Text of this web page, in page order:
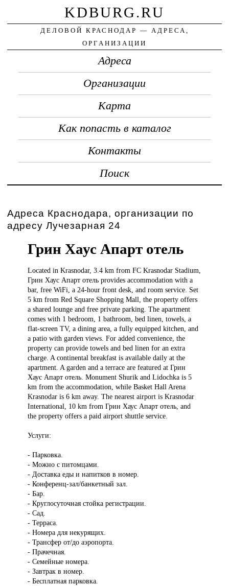
KDBURG.RU
ДЕЛОВОЙ КРАСНОДАР — АДРЕСА,
ОРГАНИЗАЦИИ
Адреса
Организации
Карта
Как попасть в каталог
Контакты
Поиск
Адреса Краснодара, организации по
адресу Лучезарная 24
Грин Хаус Апарт отель
Located inKrasnodar, 3.4 km from FC Krasnodar Stadium,
Грин Хаус Апарт отель provides accommodation with a
bar, free WiFi, a 24-hour front desk, and room service. Set
5 km from Red Square Shopping Mall, the property offers
a shared lounge and free private parking. The apartment
comes with 1 bedroom, 1 bathroom, bed linen, towels, a
flat-screen TV, a dining area, a fully equipped kitchen, and
a patio with garden views. For added convenience, the
property can provide towels and bed linen for an extra
charge. A continental breakfast is available daily at the
apartment. A garden and a terrace are featured at Грин
Хаус Апарт отель. Monument Shurik and Lidochka is 5
km from the accommodation, while Basket Hall Arena
Krasnodar is 6 km away. The nearest airport is Krasnodar
International, 10 km from Грин Хаус Апарт отель, and
the property offers a paid airport shuttle service.
Услуги:
- Парковка.
- Можно с питомцами.
- Доставка еды и напитков в номер.
- Конференц-зал/банкетный зал.
- Бар.
- Круглосуточная стойка регистрации.
- Сад.
- Терраса.
- Номера для некурящих.
- Трансфер от/до аэропорта.
- Прачечная.
- Семейные номера.
- Завтрак в номер.
- Бесплатная парковка.